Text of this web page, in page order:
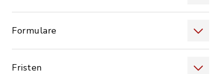
Formulare
Fristen